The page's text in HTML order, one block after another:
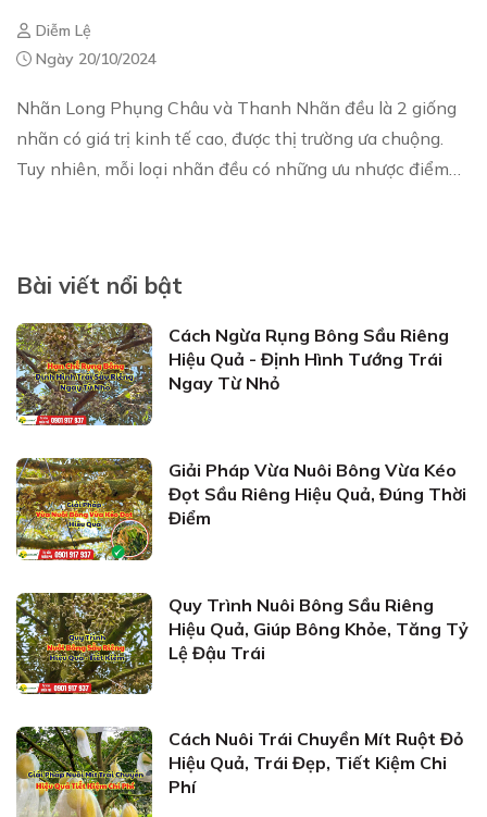
Diễm Lệ
Ngày 20/10/2024
Nhãn Long Phụng Châu và Thanh Nhãn đều là 2 giống
nhãn có giá trị kinh tế cao, được thị trường ưa chuộng.
Tuy nhiên, mỗi loại nhãn đều có những ưu nhược điểm
Bài viết nổi bật
Cách Ngừa Rụng Bông Sầu Riêng
Hiệu Quả - Định Hình Tướng Trái
Ngay Từ Nhỏ
Giải Pháp Vừa Nuôi Bông Vừa Kéo
Đọt Sầu Riêng Hiệu Quả, Đúng Thời
Điểm
Quy Trình Nuôi Bông Sầu Riêng
Hiệu Quả, Giúp Bông Khỏe, Tăng Tỷ
Lệ Đậu Trái
Cách Nuôi Trái Chuyền Mít Ruột Đỏ
Hiệu Quả, Trái Đẹp, Tiết Kiệm Chi
Phí